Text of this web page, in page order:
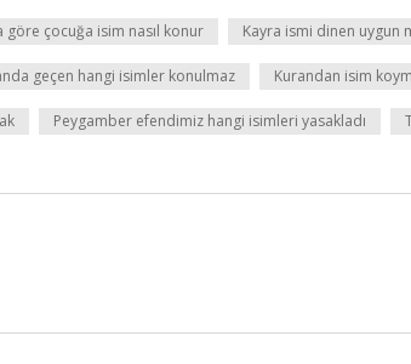
göre çocuğa isim nasıl konur Kayra ismi dinen uygun
geçen hangi isimler konulmaz Kurandan isim
Peygamber efendimiz hangi isimleri yasakladı